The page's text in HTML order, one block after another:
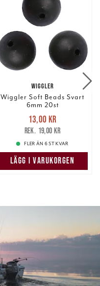
WIGGLER
Wiggler Soft Beads Svart
6mm 20st
Nuvarande pris
13,00 krTidigare pris
19,00 kr
13,00 kr
19,00 kr
FLER ÄN 6 ST KVAR
LÄGG I VARUKORGEN